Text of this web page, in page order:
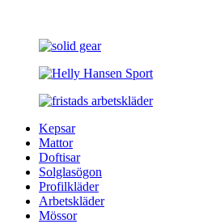
Kepsar
Mattor
Doftisar
Solglasögon
Profilkläder
Arbetskläder
Mössor